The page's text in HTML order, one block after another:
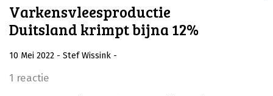
Varkensvleesproductie
Duitsland krimpt bijna 12%
10 Mei 2022 - Stef Wissink -
1 reactie